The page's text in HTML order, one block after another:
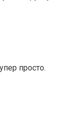
просто.